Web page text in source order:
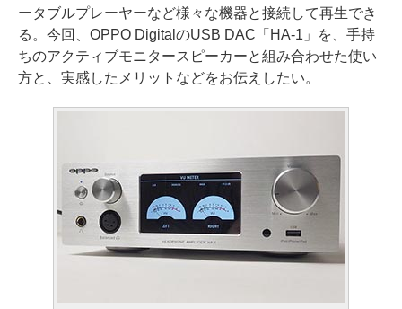
ータブルプレーヤーなど様々な機器と接続して再生でき
る。今回、OPPO DigitalのUSB DAC「HA-1」を、手持
ちのアクティブモニタースピーカーと組み合わせた使い
方と、実感したメリットなどをお伝えしたい。